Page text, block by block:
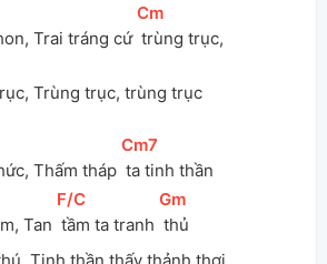
Trai tráng cứ
[
Cm
trùng trục,
Trùng trục, trùng trục
Thấm tháp
[
Cm7
ta tinh thần
Tan
[F/C
tầm ta tranh
[
Gm
thủ